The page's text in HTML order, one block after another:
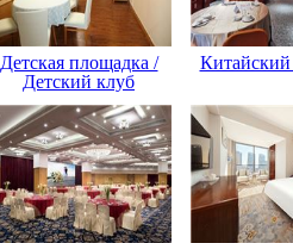
Детская площадка /
Детский клуб
Китайский